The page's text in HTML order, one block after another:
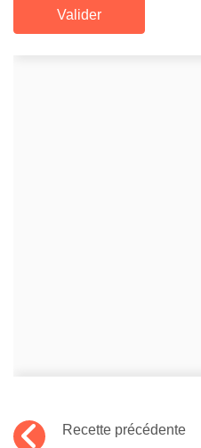
Recette précédente